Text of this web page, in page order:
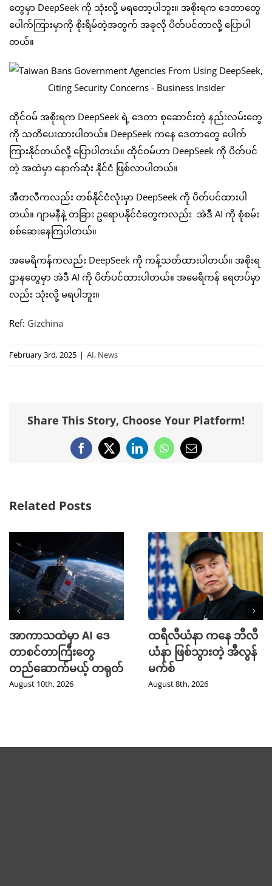
တွေမှာ DeepSeek ကို သုံးလို့ မရတော့ပါဘူး။ အစိုးရက ဒေတာတွေ
ပေါက်ကြားမှာကို စိုးရိမ်တဲ့အတွက် အခုလို ပိတ်ပင်တာလို့ ပြောပါ
တယ်။
ထိုင်ဝမ် အစိုးရက DeepSeek ရဲ့ ဒေတာ စုဆောင်းတဲ့ နည်းလမ်းတွေ
ကို သတိပေးထားပါတယ်။ DeepSeek ကနေ ဒေတာတွေ ပေါက်
ကြားနိုင်တယ်လို့ ပြောပါတယ်။ ထိုင်ဝမ်ဟာ DeepSeek ကို ပိတ်ပင်
တဲ့ အထဲမှာ နောက်ဆုံး နိုင်ငံ ဖြစ်လာပါတယ်။
အီတလီကလည်း တစ်နိုင်ငံလုံးမှာ DeepSeek ကို ပိတ်ပင်ထားပါ
တယ်။ ဂျာမနီနဲ့ တခြား ဥရောပနိုင်ငံတွေကလည်း အဲဒီ AI ကို စုံစမ်း
စစ်ဆေးနေကြပါတယ်။
အမေရိကန်ကလည်း DeepSeek ကို ကန့်သတ်ထားပါတယ်။ အစိုးရ
ဌာနတွေမှာ အဲဒီ AI ကို ပိတ်ပင်ထားပါတယ်။ အမေရိကန် ရေတပ်မှာ
လည်း သုံးလို့ မရပါဘူး။
Ref: Gizchina
February 3rd, 2025 | AI, News
Share This Story, Choose Your Platform!
Facebook
X LinkedInWhatsApp
Email
Related Posts
အာကာသထဲမှာ AI ဒေ
တာစင်တာကြီးတွေ
တည်ဆောက်မယ့် တရုတ်
August 10th, 2026
ထရီလီယံနာ ကနေ ဘီလီ
ယံနာ ဖြစ်သွားတဲ့ အီလွန်
မက်စ်
August 8th, 2026